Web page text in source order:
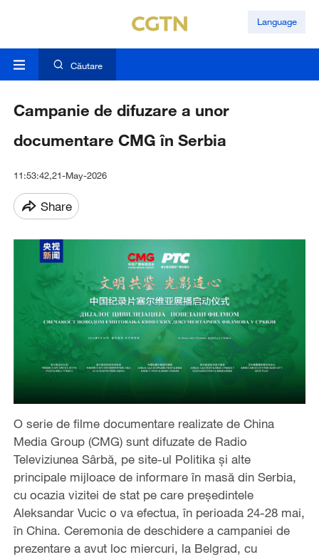
Language
Căutare
Campanie de difuzare a unor
documentare CMG în Serbia
11:53:42,21-May-2026
Share
O serie de filme documentare realizate de China
Media Group (CMG) sunt difuzate de Radio
Televiziunea Sârbă, pe site-ul Politika și alte
principale mijloace de informare în masă din Serbia,
cu ocazia vizitei de stat pe care președintele
Aleksandar Vucic o va efectua, în perioada 24-28 mai,
în China. Ceremonia de deschidere a campaniei de
prezentare a avut loc miercuri, la Belgrad, cu